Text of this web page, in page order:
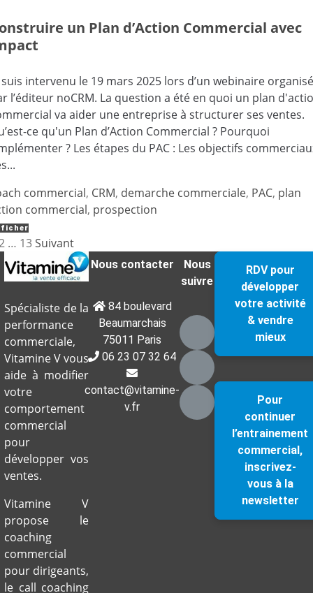
un Plan d’Action Commercial avec
suis intervenu le 19 mars 2025 lors d’un webinaire organisé
l’éditeur noCRM. La question a été en quoi un plan
va aider une entreprise à structurer ses ventes.
ce qu'un Plan d’Action Commercial ? Pourquoi
? Les étapes du PAC : Les objectifs
commercial, CRM, demarche commerciale, PAC, plan
commercial, prospection
… 13Suivant
Spécialiste de la
performance
commerciale,
Vitamine V vous
aide à modifier
votre
comportement
commercial
pour
développer vos
ventes.
Vitamine V
propose le
coaching
commercial
pour dirigeants,
le call coaching
Nous contacter
84 boulevard
Beaumarchais
75011 Paris
06 23 07 32 64
contact@vitamine-
v.fr
Nous
suivre
RDV pour
développer
votre activité
& vendre
mieux
Pour
continuer
l’entrainement
commercial,
inscrivez-
vous à la
newsletter